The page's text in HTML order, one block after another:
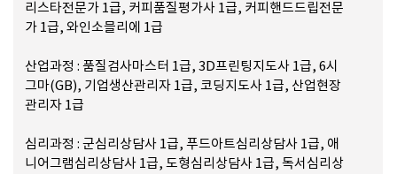
리스타전문가 1급, 커피품질평가사 1급, 커피핸드드립전문
가 1급, 와인소믈리에 1급
산업과정 : 품질검사마스터 1급, 3D프린팅지도사 1급, 6시
그마(GB), 기업생산관리자 1급, 코딩지도사 1급, 산업현장
관리자 1급
심리과정 : 군심리상담사 1급, 푸드아트심리상담사 1급, 애
니어그램심리상담사 1급, 도형심리상담사 1급, 독서심리상